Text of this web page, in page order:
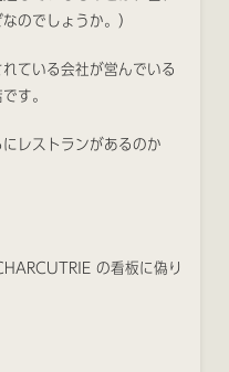
のでしょうか。）
ている会社が営んでいる
す。
レストランがあるのか
の看板に偽り